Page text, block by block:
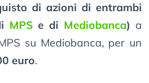
di azioni di entrambi
MPS e di Mediobanca) a
su Mediobanca, per un
euro.